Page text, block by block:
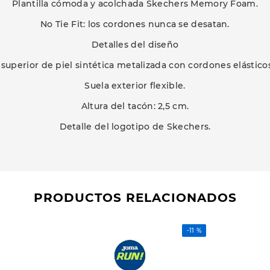
Plantilla cómoda y acolchada Skechers Memory Foam.
No Tie Fit: los cordones nunca se desatan.
Detalles del diseño
de piel sintética metalizada con cordones
Suela exterior flexible.
Altura del tacón: 2,5 cm.
Detalle del logotipo de Skechers.
PRODUCTOS RELACIONADOS
-11 %